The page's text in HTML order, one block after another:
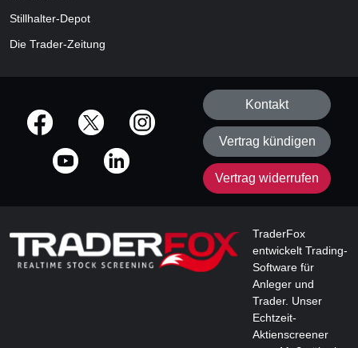
Stillhalter-Depot
Die Trader-Zeitung
offizielle Social Media-Accounts
Kontakt
Vertrag kündigen
Vertrag widerrufen
TraderFox
entwickelt Trading-
Software für
Anleger und
Trader. Unser
Echtzeit-
Aktienscreener